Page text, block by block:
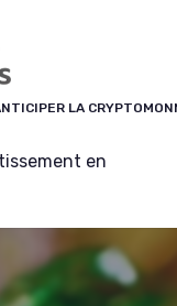
LA
en